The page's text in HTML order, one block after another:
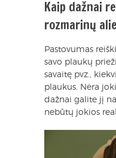
Kaip dažnai
rozmarinų
Pastovumas
savo plaukų
savaitę pvz.,
plaukus. Nėra
dažnai galite jį
nebūtų jokios